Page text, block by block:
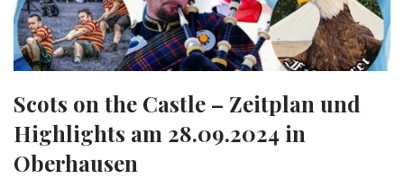
Scots on the Castle – Zeitplan und
Highlights am 28.09.2024 in
Oberhausen